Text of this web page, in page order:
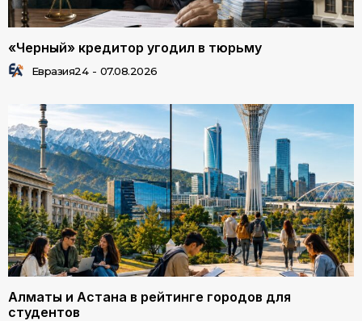
«Черный» кредитор угодил в тюрьму
Евразия24 - 07.08.2026
Алматы и Астана в рейтинге городов для
студентов